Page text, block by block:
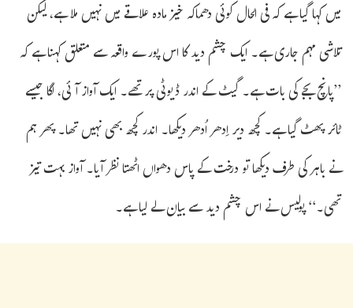
میں کہا گیا ہے کہ فی الحال کوئی دھماکہ خیز مادہ علاقے میں نہیں ملا ہے، لیکن
تلاشی مہم جاری ہے۔ ایک چشم دید کا اس پورے واقعہ سے متعلق کہنا ہے کہ
’’پانچ بجے کی بات ہے۔ گیٹ کے اندر ڈیوٹی پر تھے۔ ایک آواز آئی، لگا جیسے
ٹائر پھٹ گیا ہے۔ کچھ دیر اِدھر اُدھر دیکھا۔ اندر کچھ بھی نہیں تھا۔ پھر ہم
نے باہر کی طرف دیکھا تو درخت کے پاس دھواں اٹھتا نظر آیا۔ آواز بہت تیز
تھی۔‘‘ پولیس نے اس چشم دید سے بیان لے لیا ہے۔